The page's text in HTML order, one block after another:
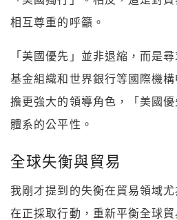
相互尊重的呼籲。
「美國優先」並非退縮，而是
基金組織和世界銀行等國際機
擔更強大的領導角色，「美國
體系的公平性。
全球失衡與貿易
我剛才提到的失衡在貿易領域
在正採取行動，重新平衡全球貿